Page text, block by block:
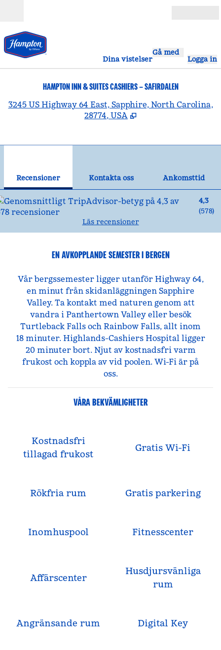
Dina vistelser
Gå med
Logga in
HAMPTON INN & SUITES CASHIERS – SAFIRDALEN
3245 US Highway 64 East, Sapphire, North Carolina,
28774, USA
,
Recensioner Kontakta oss
Ankomsttid
4,3
(578)
Läs recensioner
EN AVKOPPLANDE SEMESTER I BERGEN
Vår bergssemester ligger utanför Highway 64,
en minut från skidanläggningen Sapphire
Valley. Ta kontakt med naturen genom att
vandra i Panthertown Valley eller besök
Turtleback Falls och Rainbow Falls, allt inom
18 minuter. Highlands-Cashiers Hospital ligger
20 minuter bort. Njut av kostnadsfri varm
frukost och koppla av vid poolen. Wi-Fi är på
oss.
VÅRA BEKVÄMLIGHETER
Kostnadsfri
tillagad frukost
Gratis Wi-Fi
Rökfria rum Gratis parkering
Inomhuspool Fitnesscenter
Affärscenter
Husdjursvänliga
rum
Angränsande rum Digital Key